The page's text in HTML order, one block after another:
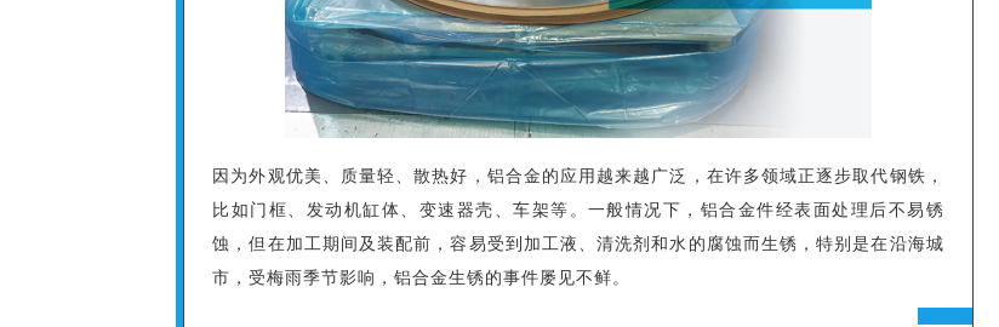
因为外观优美、质量轻、散热好，铝合金的应用越来越广泛，在许多领域正逐步取代钢铁，
比如门框、发动机缸体、变速器壳、车架等。一般情况下，铝合金件经表面处理后不易锈
蚀，但在加工期间及装配前，容易受到加工液、清洗剂和水的腐蚀而生锈，特别是在沿海城
市，受梅雨季节影响，铝合金生锈的事件屡见不鲜。